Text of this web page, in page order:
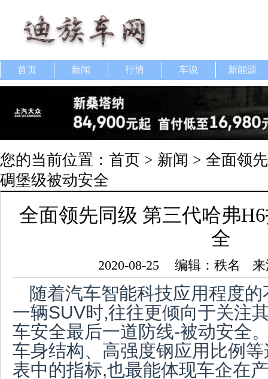
首页 新闻 行情 车说 新能源
您的当前位置： 首页 > 新闻 > 全面领
碉堡级被动安全
全面领先同级 第三代哈弗
全
2020-08-25 编辑：秩名
随着汽车智能科技应用程度
一辆SUV时,往往更倾向于关注
车安全最后一道防线-被动安全
车身结构、高强度钢应用比例
表中的指标,也最能体现车企在